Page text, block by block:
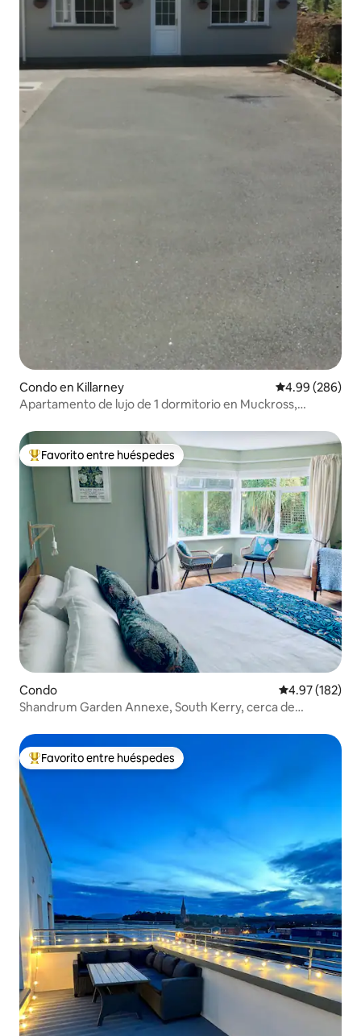
Condo en Killarney Calificación
4.99 (286)
Apartamento de lujo de 1 dormitorio en Muckross,
Favorito entre huéspedes preferido
Favorito entre huéspedes
Condo Calificación
4.97 (182)
Shandrum Garden Annexe, South Kerry, cerca de
Favorito entre huéspedes preferido
Favorito entre huéspedes